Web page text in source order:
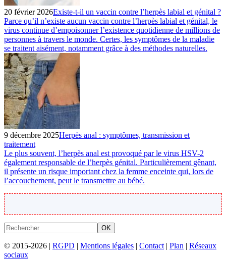
20 février 2026Existe-t-il un vaccin contre l’herpès labial et génital ?
Parce qu’il n’existe aucun vaccin contre l’herpès labial et génital, le
virus continue d’empoisonner l’existence quotidienne de millions de
personnes à travers le monde. Certes, les symptômes de la maladie
se traitent aisément, notamment grâce à des méthodes naturelles.
9 décembre 2025Herpès anal : symptômes, transmission et
traitement
Le plus souvent, l’herpès anal est provoqué par le virus HSV-2
également responsable de l’herpès génital. Particulièrement gênant,
il présente un risque important chez la femme enceinte qui, lors de
l’accouchement, peut le transmettre au bébé.
OK
© 2015-2026 | RGPD | Mentions légales | Contact | Plan | Réseaux
sociaux